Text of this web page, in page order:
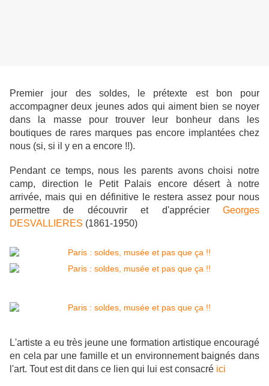
Premier jour des soldes, le prétexte est bon pour
accompagner deux jeunes ados qui aiment bien se noyer
dans la masse pour trouver leur bonheur dans les
boutiques de rares marques pas encore implantées chez
nous (si, si il y en a encore !!).
Pendant ce temps, nous les parents avons choisi notre
camp, direction le Petit Palais encore désert à notre
arrivée, mais qui en définitive le restera assez pour nous
permettre de découvrir et d'apprécier Georges
DESVALLIERES (1861-1950)
L'artiste a eu très jeune une formation artistique encouragé
en cela par une famille et un environnement baignés dans
l'art. Tout est dit dans ce lien qui lui est consacré ici